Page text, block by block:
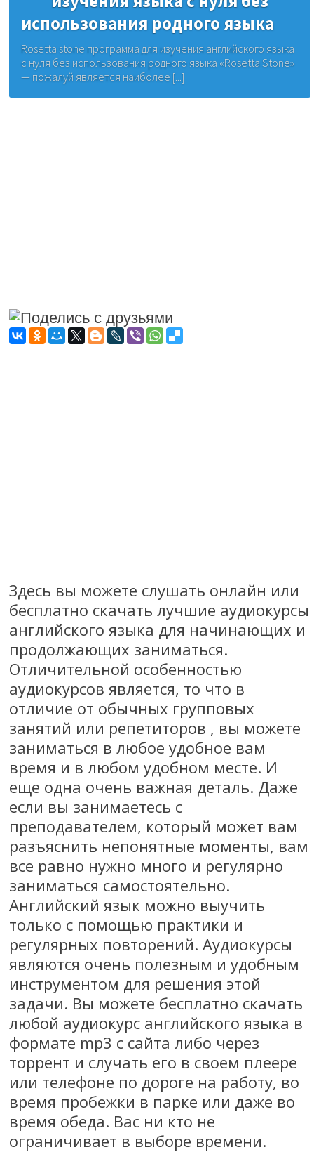
использования родного языка
Rosetta stone программа для изучения английского языка
с нуля без использования родного языка «Rosetta Stone»
— пожалуй является наиболее [...]
Здесь вы можете слушать онлайн или
бесплатно скачать лучшие аудиокурсы
английского языка для начинающих и
продолжающих заниматься.
Отличительной особенностью
аудиокурсов является, то что в
отличие от обычных групповых
занятий или репетиторов , вы можете
заниматься в любое удобное вам
время и в любом удобном месте. И
еще одна очень важная деталь. Даже
если вы занимаетесь с
преподавателем, который может вам
разъяснить непонятные моменты, вам
все равно нужно много и регулярно
заниматься самостоятельно.
Английский язык можно выучить
только с помощью практики и
регулярных повторений. Аудиокурсы
являются очень полезным и удобным
инструментом для решения этой
задачи. Вы можете бесплатно скачать
любой аудиокурс английского языка в
формате mp3 с сайта либо через
торрент и случать его в своем плеере
или телефоне по дороге на работу, во
время пробежки в парке или даже во
время обеда. Вас ни кто не
ограничивает в выборе времени.